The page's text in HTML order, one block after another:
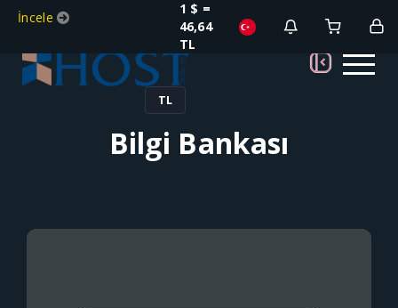
İncele
1 $ =
46,64
TL
TL
Bilgi Bankası